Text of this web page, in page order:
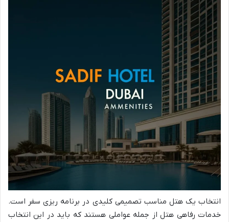
انتخاب یک هتل مناسب تصمیمی کلیدی در برنامه ریزی سفر است.
خدمات رفاهی هتل از جمله عواملی هستند که باید در این انتخاب